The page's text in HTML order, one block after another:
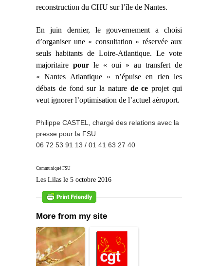
reconstruction du CHU sur l’île de Nantes.
En juin dernier, le gouvernement a choisi
d’organiser une « consultation » réservée aux
seuls habitants de Loire-Atlantique. Le vote
majoritaire pour le « oui » au transfert de
« Nantes Atlantique » n’épuise en rien les
débats de fond sur la nature de ce projet qui
veut ignorer l’optimisation de l’actuel aéroport.
Philippe CASTEL, chargé des relations avec la
presse pour la FSU
06 72 53 91 13 / 01 41 63 27 40
Communiqué FSU
Les Lilas le 5 octobre 2016
More from my site